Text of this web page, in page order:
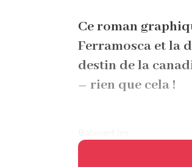
d'ArianeCe roman
Ferramosca et la
destin de la
– rien que cela !